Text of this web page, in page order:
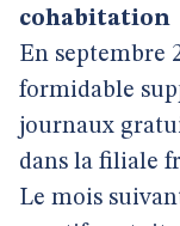
cohabitation
En septembre
formidable
journaux
dans la filiale
Le mois